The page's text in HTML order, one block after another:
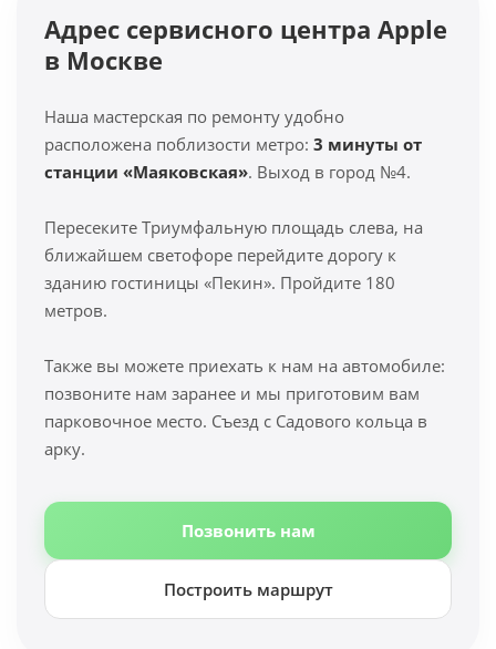
Адрес сервисного центра Apple
в Москве
Наша мастерская по ремонту удобно
расположена поблизости метро: 3 минуты от
станции «Маяковская». Выход в город №4.
Пересеките Триумфальную площадь слева, на
ближайшем светофоре перейдите дорогу к
зданию гостиницы «Пекин». Пройдите 180
метров.
Также вы можете приехать к нам на автомобиле:
позвоните нам заранее и мы приготовим вам
парковочное место. Съезд с Садового кольца в
арку.
Позвонить нам
Построить маршрут